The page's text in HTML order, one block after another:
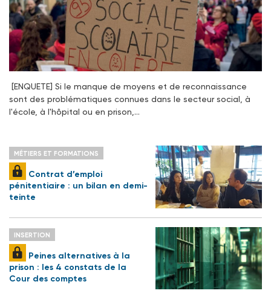
[ENQUETE] Si le manque de moyens et de reconnaissance
sont des problématiques connues dans le secteur social, à
l'école, à l'hôpital ou en prison,…
MÉTIERS ET FORMATIONS
Contrat d’emploi
pénitentiaire : un bilan en demi-
teinte
INSERTION
Peines alternatives à la
prison : les 4 constats de la
Cour des comptes